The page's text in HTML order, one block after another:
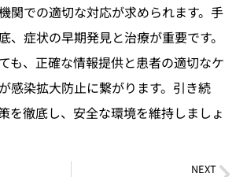
関での適切な対応が求められます。手
、症状の早期発見と治療が重要です。
も、正確な情報提供と患者の適切なケ
感染拡大防止に繋がります。引き続
を徹底し、安全な環境を維持しましょ
NEXT